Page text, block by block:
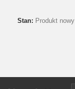
Stan: Produkt nowy